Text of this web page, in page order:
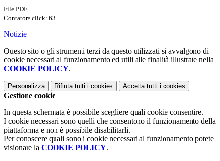
File PDF
Contatore click: 63
Notizie
Questo sito o gli strumenti terzi da questo utilizzati si avvalgono di
cookie necessari al funzionamento ed utili alle finalità illustrate nella
COOKIE POLICY.
Personalizza Rifiuta tutti i cookies Accetta tutti i cookies
Gestione cookie
In questa schermata è possibile scegliere quali cookie consentire.
I cookie necessari sono quelli che consentono il funzionamento della
piattaforma e non è possibile disabilitarli.
Per conoscere quali sono i cookie necessari al funzionamento potete
visionare la COOKIE POLICY.